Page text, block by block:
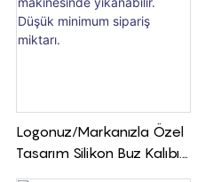
Logonuz/markanızla Özel
Tasarım Silikon Buz Kalıbı.